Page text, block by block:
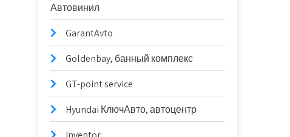
Автовинил
GarantAvto
Goldenbay, банный комплекс
GT-point service
Hyundai КлючАвто, автоцентр